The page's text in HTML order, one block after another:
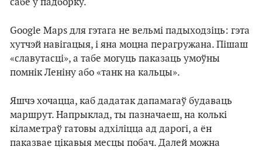
Google Maps для гэтага не вельмі падыходзіць: гэта
хутчэй навігацыя, і яна моцна перагружана. Пішаш
«славутасці», а табе могуць паказаць умоўны
помнік Леніну або «танк на кальцы».
Яшчэ хочацца, каб дадатак дапамагаў будаваць
маршрут. Напрыклад, ты пазначаеш, на колькі
кіламетраў гатовы адхіліцца ад дарогі, а ён
паказвае цікавыя месцы побач. Далей можна